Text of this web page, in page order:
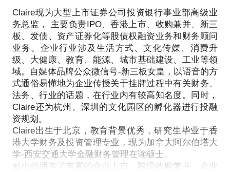
场，“面子”和内涵同样重要，良好的形象，不但可以
增加别人对你的好感，也会增加商场上谈判的说服
力，帮你加快职业晋升的脚步！
为了让您有更好的用户体验，见面前请提供一下资
料，让我为你量身定制：
一张生活照+一张工作照；
描述您的工作场景（所属行业？职位？）+ 生活场景
（运动时？）+ 社交场景（会议？酒会？球场？）；
您的预算：一般来讲三套衣服（工作场景、社交场景
和生活场景），已经可以搭配出超过20种穿法，足以
应对所有场合！
推荐咨询模式：交谈30分钟+在商场里边逛边为您搭
配1小时。
优化自己的简历？
谈薪水！谈薪水！为自己争取更多福利？
一杯咖啡的时间让我告诉你...
Claire现为大型上市证券公司投资银行事业部高级业
务总监， 主要负责IPO、香港上市、收购兼并、新三
板、发债、资产证券化等股债权融资业务和财务顾问
业务。企业行业涉及生活方式、文化传媒、消费升
级、大健康、教育、能源、城市基础建设、工业等领
域。自媒体品牌公众微信号-新三板女皇，以语音的方
式通俗易懂地为企业传授关于挂牌过程中有关财务、
法务、行业的话题，在行业内有较高知名度。同时，
Claire还为杭州、深圳的文化园区的孵化器进行投融
资规划。
Claire出生于北京，教育背景优秀，研究生毕业于香
港大学财务及投资管理专业，现为加拿大阿尔伯塔大
学-西安交通大学金融财务管理在读硕士。
戴小姐拥有了丰富的企业上市、跨境收购兼并、企业